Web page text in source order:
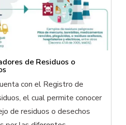
de Residuos o
con el Registro de
el cual permite conocer
de residuos o desechos